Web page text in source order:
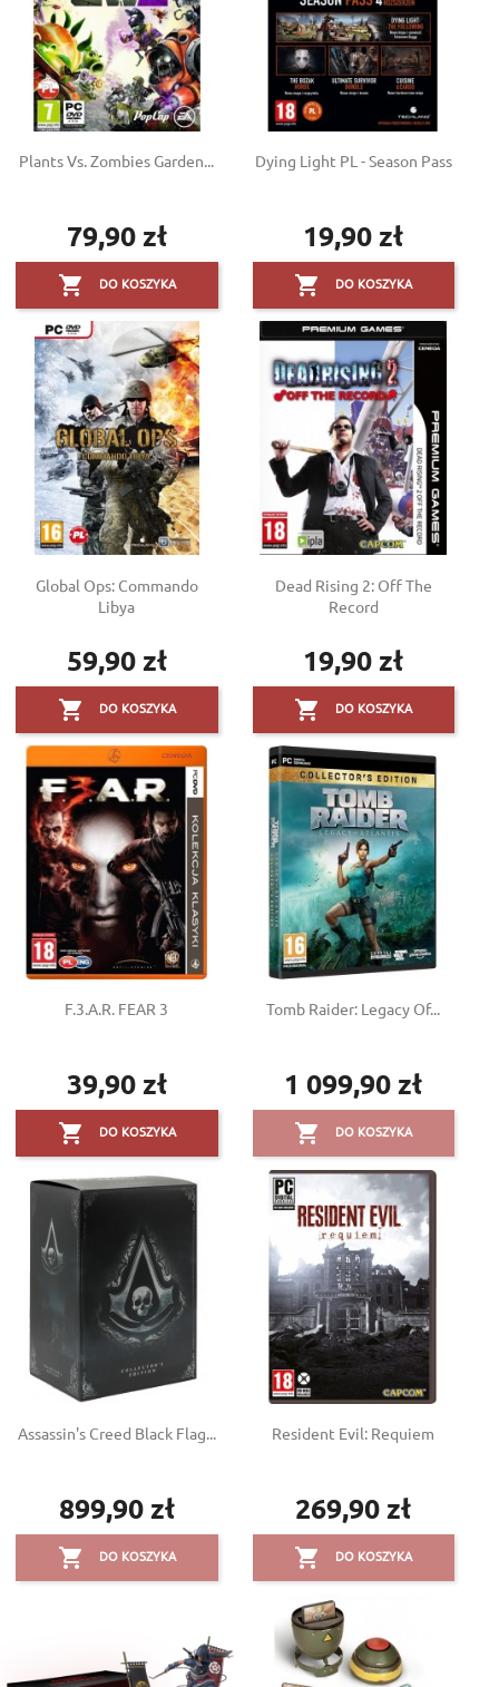
Plants Vs. Zombies Garden...
Cena
79,90 zł
 DO KOSZYKA
Dying Light PL - Season Pass
Cena
19,90 zł
 DO KOSZYKA
Global Ops: Commando
Libya
Cena
59,90 zł
 DO KOSZYKA
Dead Rising 2: Off The
Record
Cena
19,90 zł
 DO KOSZYKA
F.3.A.R. FEAR 3
Cena
39,90 zł
 DO KOSZYKA
Tomb Raider: Legacy Of...
Cena
1 099,90 zł
 DO KOSZYKA
Assassin's Creed Black Flag...
Cena
899,90 zł
 DO KOSZYKA
Resident Evil: Requiem
Cena
269,90 zł
 DO KOSZYKA